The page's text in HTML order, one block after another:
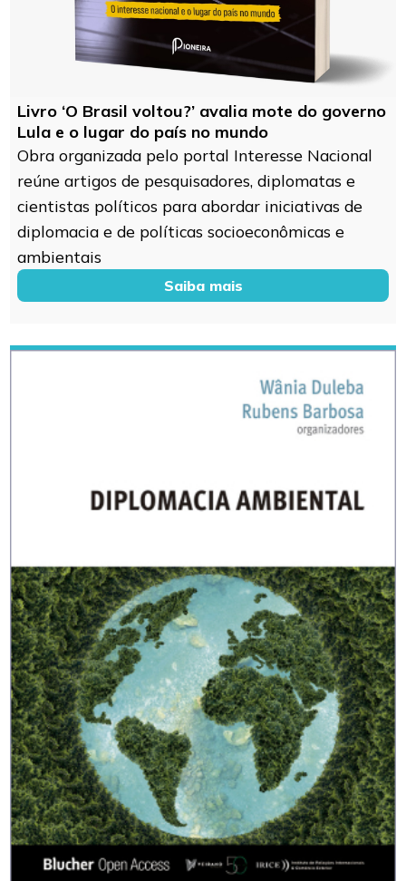
Livro ‘O Brasil voltou?’ avalia mote do governo
Lula e o lugar do país no mundo
Obra organizada pelo portal Interesse Nacional
reúne artigos de pesquisadores, diplomatas e
cientistas políticos para abordar iniciativas de
diplomacia e de políticas socioeconômicas e
ambientais
Saiba mais